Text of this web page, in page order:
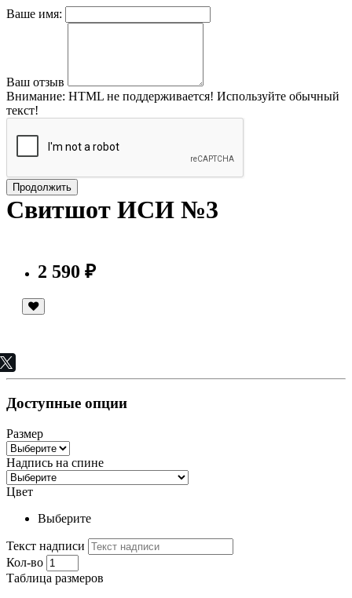
Ваше имя:
Ваш отзыв
Внимание: HTML не поддерживается! Используйте обычный
текст!
Продолжить
Свитшот ИСИ №3
2 590 ₽
Доступные опции
Размер
Надпись на спине
Цвет
Выберите
Текст надписи
Кол-во
Таблица размеров